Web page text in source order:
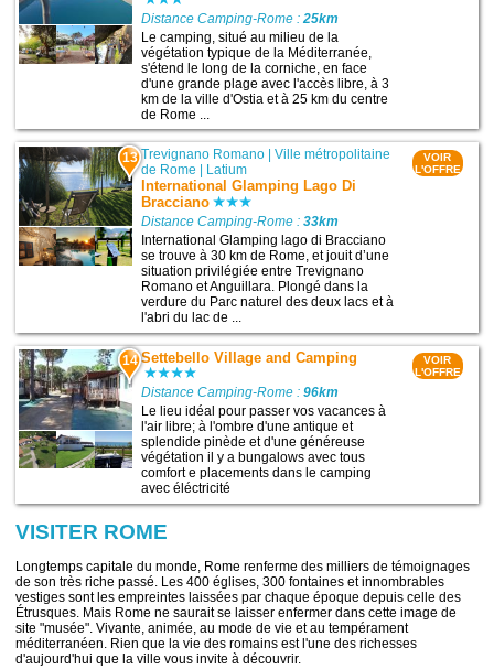
Distance Camping-Rome :25km
Le camping, situé au milieu de la
végétation typique de la Méditerranée,
s'étend le long de la corniche, en face
d'une grande plage avec l'accès libre, à 3
km de la ville d'Ostia et à 25 km du centre
de Rome ...
13 Trevignano Romano |Ville métropolitaine
de Rome
Latium
International Glamping Lago Di
Bracciano
Distance Camping-Rome :33km
International Glamping lago di Bracciano
se trouve à 30 km de Rome, et jouit d’une
situation privilégiée entre Trevignano
Romano et Anguillara. Plongé dans la
verdure du Parc naturel des deux lacs et à
l'abri du lac de ...
VOIR
L'OFFRE
14 Settebello Village and Camping
Distance Camping-Rome :96km
Le lieu idéal pour passer vos vacances à
l'air libre; à l'ombre d'une antique et
splendide pinède et d'une généreuse
végétation il y a bungalows avec tous
comfort e placements dans le camping
avec éléctricité
VOIR
L'OFFRE
VISITER ROME
Longtemps capitale du monde, Rome renferme des milliers de témoignages
de son très riche passé. Les 400 églises, 300 fontaines et innombrables
vestiges sont les empreintes laissées par chaque époque depuis celle des
Étrusques. Mais Rome ne saurait se laisser enfermer dans cette image de
site "musée". Vivante, animée, au mode de vie et au tempérament
méditerranéen. Rien que la vie des romains est l'une des richesses
d'aujourd'hui que la ville vous invite à découvrir.